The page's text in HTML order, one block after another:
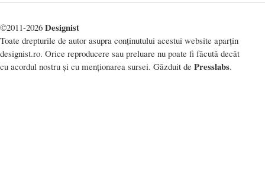
©2011-2026 Designist
Toate drepturile de autor asupra conținutului acestui website aparțin
designist.ro. Orice reproducere sau preluare nu poate fi făcută decât
cu acordul nostru și cu menționarea sursei. Găzduit de Presslabs.